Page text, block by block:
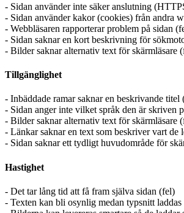
- Sidan använder inte säker anslutning
- Sidan använder kakor (cookies) från andra
- Webbläsaren rapporterar problem på sidan
- Sidan saknar en kort beskrivning för
- Bilder saknar alternativ text för skärmläsare
Tillgänglighet
- Inbäddade ramar saknar en beskrivande titel
- Sidan anger inte vilket språk den är skriven
- Bilder saknar alternativ text för skärmläsare
- Länkar saknar en text som beskriver vart de
- Sidan saknar ett tydligt huvudområde för
Hastighet
- Det tar lång tid att få fram själva sidan (fel)
- Texten kan bli osynlig medan typsnitt